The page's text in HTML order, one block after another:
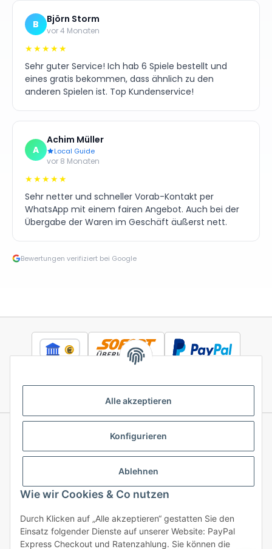
Alle akzeptieren
Konfigurieren
Ablehnen
Wie wir Cookies & Co nutzen
Durch Klicken auf „Alle akzeptieren“ gestatten Sie den
Einsatz folgender Dienste auf unserer Website: PayPal
Express Checkout und Ratenzahlung. Sie können die
B Björn Storm
vor 4 Monaten
★★★★★
Sehr guter Service! Ich hab 6 Spiele bestellt und
eines gratis bekommen, dass ähnlich zu den
anderen Spielen ist. Top Kundenservice!
A
Achim Müller
Local Guide
vor 8 Monaten
★★★★★
Sehr netter und schneller Vorab-Kontakt per
WhatsApp mit einem fairen Angebot. Auch bei der
Übergabe der Waren im Geschäft äußerst nett.
Bewertungen verifiziert bei Google
Informationen
Gesetzliche Informationen
Vertrag widerrufen